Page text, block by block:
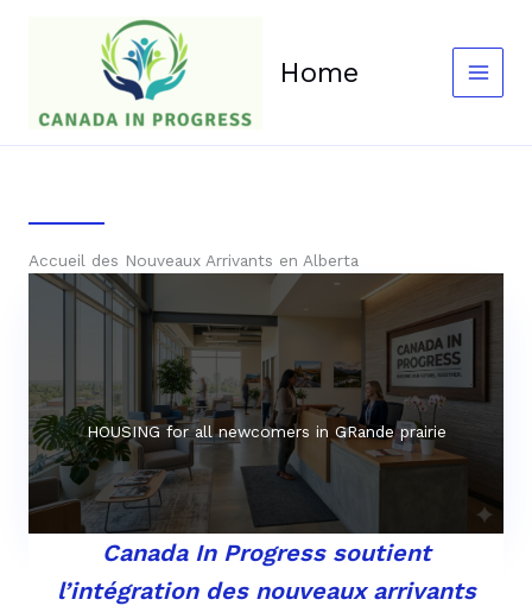
Home
Accueil des Nouveaux Arrivants en Alberta
HOUSING for all newcomers in GRande prairie
Canada In Progress soutient
l’intégration des nouveaux arrivants